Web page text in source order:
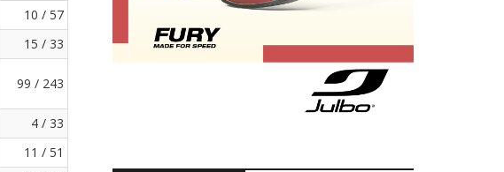
10 / 57
15 / 33
99 / 243
4 / 33
11 / 51